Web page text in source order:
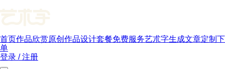
首页作品欣赏原创作品设计套餐免费服务艺朮字生成文章定制下
单
登录 / 注册